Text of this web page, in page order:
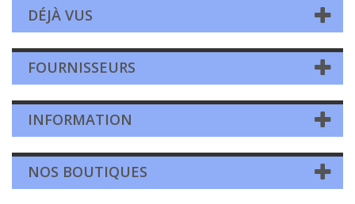
DÉJÀ VUS
FOURNISSEURS
INFORMATION
NOS BOUTIQUES